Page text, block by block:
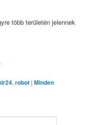
több területén jelennek
,robot |Minden